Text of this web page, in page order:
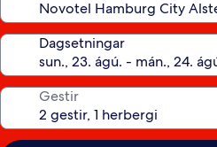
Dagsetningar
Gestir